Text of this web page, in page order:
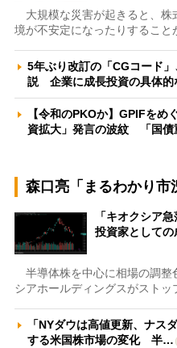
大規模な災害が起きると、株
境が不安定になったりすること
5年ぶり改訂の「CGコード
説 企業に成長投資の具体
【令和のPKOか】GPIFをめ
資拡大」発言の波紋 「国
森口亮「まるわかり市
「キオクシア
投資家として
半導体株を中心に相場の調整
シアホールディングスがストッ
「NYダウは高値更新、ナス
する米国株市場の変化 半…